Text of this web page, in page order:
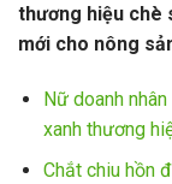
thương hiệu chè
mới cho nông
Nữ doanh
xanh thương
Chắt chiu hồn